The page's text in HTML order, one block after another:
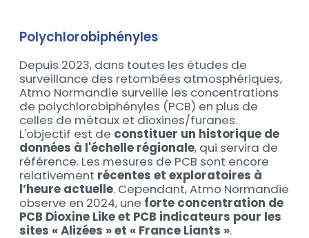
Polychlorobiphényles
Depuis 2023, dans toutes les études de
surveillance des retombées atmosphériques,
Atmo Normandie surveille les concentrations
de polychlorobiphényles (PCB) en plus de
celles de métaux et dioxines/furanes.
L'objectif est de constituer un historique de
données à l'échelle régionale, qui servira de
référence. Les mesures de PCB sont encore
relativement récentes et exploratoires à
l’heure actuelle. Cependant, Atmo Normandie
observe en 2024, une forte concentration de
PCB Dioxine Like et PCB indicateurs pour les
sites « Alizées » et « France Liants ».